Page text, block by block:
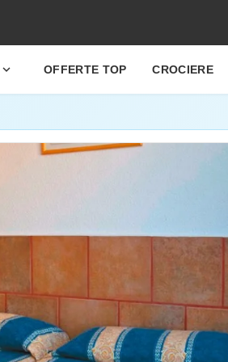
expand_more OFFERTE TOP CROCIERE